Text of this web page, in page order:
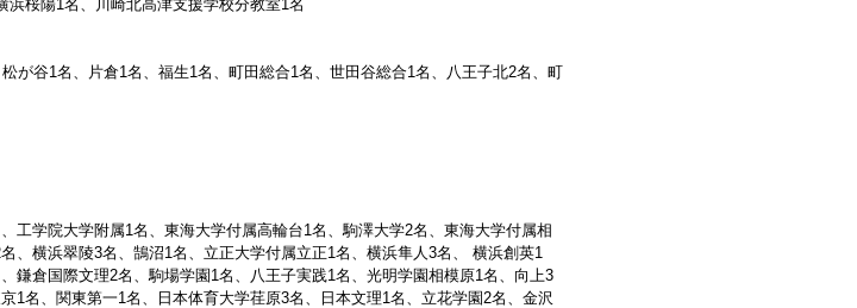
桜陽1名、川崎北高津支援学校分教室1名
が谷1名、片倉1名、福生1名、町田総合1名、世田谷総合1名、八王子北2名、町
工学院大学附属1名、東海大学付属高輪台1名、駒澤大学2名、東海大学付属相
、横浜翠陵3名、鵠沼1名、立正大学付属立正1名、横浜隼人3名、 横浜創英1
鎌倉国際文理2名、駒場学園1名、八王子実践1名、光明学園相模原1名、向上3
1名、関東第一1名、日本体育大学荏原3名、日本文理1名、立花学園2名、金沢